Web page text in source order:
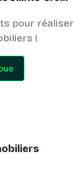
pour réaliser
!